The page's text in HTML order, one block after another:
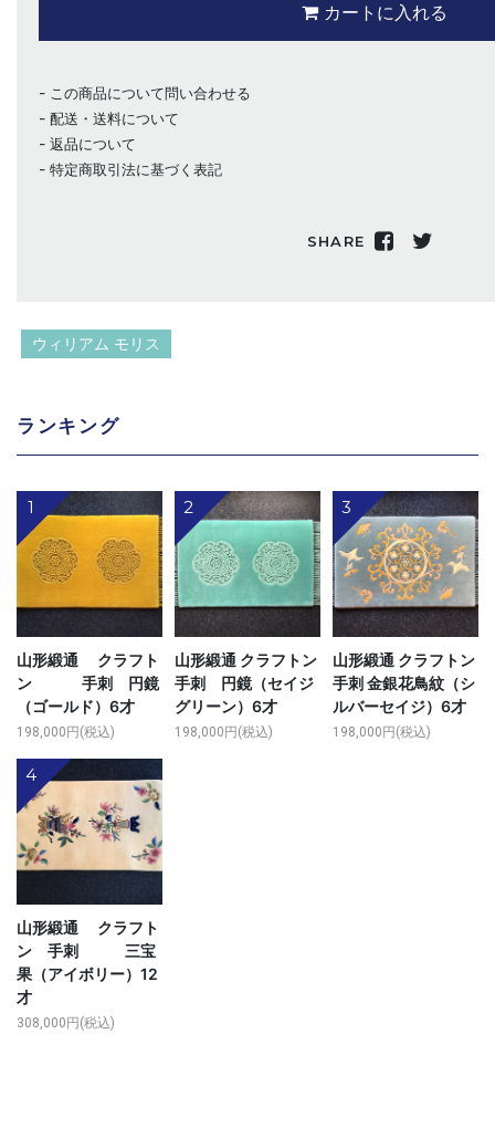
カートに入れる
この商品について問い合わせる
配送・送料について
返品について
特定商取引法に基づく表記
SHARE
ウィリアム モリス
ランキング
1
山形緞通 クラフト
ン 手刺 円鏡
（ゴールド）6才
198,000円(税込)
2
山形緞通 クラフトン
手刺 円鏡（セイジ
グリーン）6才
198,000円(税込)
3
山形緞通 クラフトン
手刺 金銀花鳥紋（シ
ルバーセイジ）6才
198,000円(税込)
4
山形緞通 クラフト
ン 手刺 三宝
果（アイボリー）12
才
308,000円(税込)